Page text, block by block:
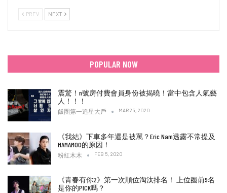
PREV NEXT
POPULAR NOW
震驚！n號房付費會員身份被揭曉！當中包含人氣藝
人！！！
飯圈第一追星大戶 MAR 25, 2020
《我結》下車多年還是被罵？Eric Nam透露不常提及
MAMAMOO的原因！
粉紅木木 FEB 5, 2020
《青春有你2》第一次順位淘汰排名！ 上位圈前9名
是你的PICK嗎？